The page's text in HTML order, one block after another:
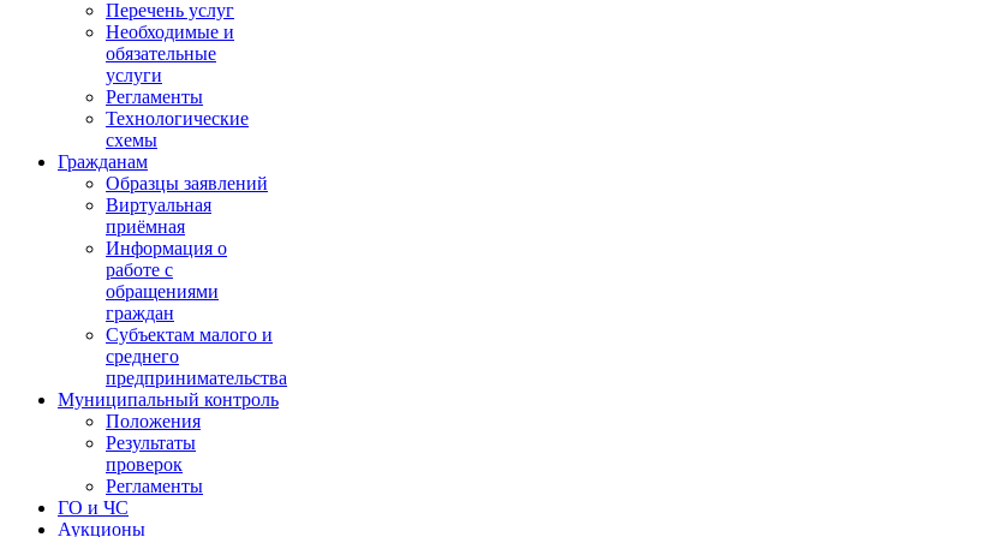
Перечень услуг
Необходимые и
обязательные
услуги
Регламенты
Технологические
схемы
Гражданам
Образцы заявлений
Виртуальная
приёмная
Информация о
работе с
обращениями
граждан
Субъектам малого и
среднего
предпринимательства
Муниципальный контроль
Положения
Результаты
проверок
Регламенты
ГО и ЧС
Аукционы